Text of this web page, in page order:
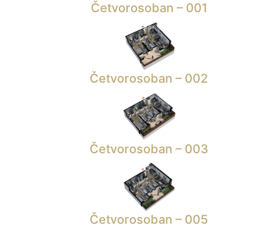
Četvorosoban – 001
Četvorosoban – 002
Četvorosoban – 003
Četvorosoban – 005